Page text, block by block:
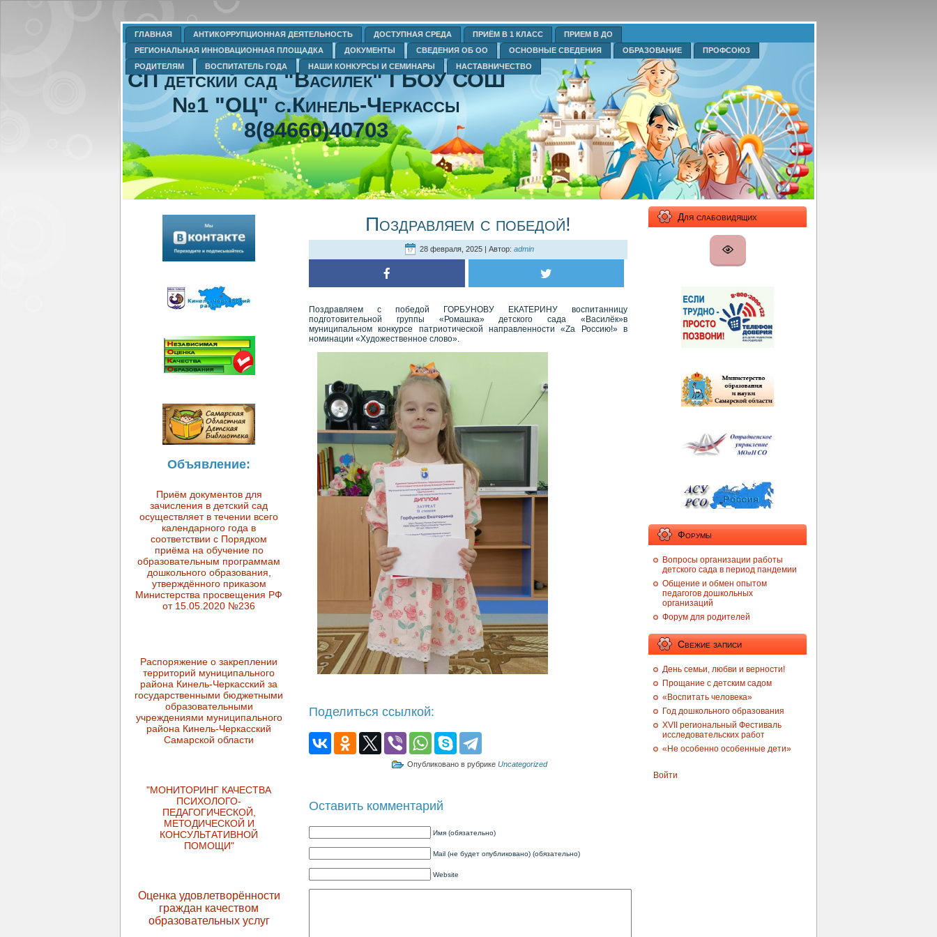
ГЛАВНАЯ АНТИКОРРУПЦИОННАЯ ДЕЯТЕЛЬНОСТЬ ДОСТУПНАЯ СРЕДА ПРИЁМ В 1 КЛАСС
ПРИЕМ В ДО
РЕГИОНАЛЬНАЯ ИННОВАЦИОННАЯ ПЛОЩАДКА
ДОКУМЕНТЫ СВЕДЕНИЯ ОБ ОО ОСНОВНЫЕ СВЕДЕНИЯ ОБРАЗОВАНИЕ
ПРОФСОЮЗ
РОДИТЕЛЯМ
ВОСПИТАТЕЛЬ ГОДА НАШИ КОНКУРСЫ И СЕМИНАРЫ НАСТАВНИЧЕСТВО
СП детский сад "Василек" ГБОУ СОШ
№1 "ОЦ" с.Кинель-Черкассы
8(84660)40703
Объявление:
Приём документов для
зачисления в детский сад
осуществляет в течении всего
календарного года в
соответствии с Порядком
приёма на обучение по
образовательным программам
дошкольного образования,
утверждённого приказом
Министерства просвещения РФ
от 15.05.2020 №236
Распоряжение о закреплении
территорий муниципального
района Кинель-Черкасский за
государственными бюджетными
образовательными
учреждениями муниципального
района Кинель-Черкасский
Самарской области
"МОНИТОРИНГ КАЧЕСТВА
ПСИХОЛОГО-
ПЕДАГОГИЧЕСКОЙ,
МЕТОДИЧЕСКОЙ И
КОНСУЛЬТАТИВНОЙ
ПОМОЩИ"
Оценка удовлетворённости
граждан качеством
образовательных услуг
Поздравляем с победой!
28 февраля, 2025 | Автор: admin
Поздравляем с победой ГОРБУНОВУ ЕКАТЕРИНУ воспитанницу
подготовительной группы «Ромашка» детского сада «Василёк»в
муниципальном конкурсе патриотической направленности «Za Россию!» в
номинации «Художественное слово».
Поделиться ссылкой:
Опубликовано в рубрике Uncategorized
Оставить комментарий
Имя (обязательно)
Mail (не будет опубликовано) (обязательно)
Website
Для слабовидящих
Форумы
Вопросы организации работы
детского сада в период пандемии
Общение и обмен опытом
педагогов дошкольных
организаций
Форум для родителей
Свежие записи
День семьи, любви и верности!
Прощание с детским садом
«Воспитать человека»
Год дошкольного образования
XVII региональный Фестиваль
исследовательских работ
«Не особенно особенные дети»
Войти